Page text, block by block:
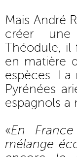
Mais André
créer une
Théodule, il
en matière
espèces.
Pyrénées
espagnols a
«En
mélange